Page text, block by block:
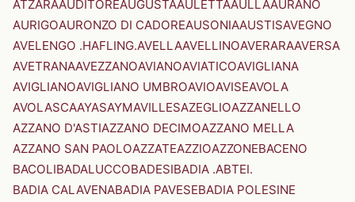
ATZARAAUDITOREAUGUSTAAULETTAAULLAAURANO
AURIGOAURONZO DI CADOREAUSONIAAUSTISAVEGNO
AVELENGO .HAFLING.AVELLAAVELLINOAVERARAAVERSA
AVETRANAAVEZZANOAVIANOAVIATICOAVIGLIANA
AVIGLIANOAVIGLIANO UMBROAVIOAVISEAVOLA
AVOLASCAAYASAYMAVILLESAZEGLIOAZZANELLO
AZZANO D'ASTIAZZANO DECIMOAZZANO MELLA
AZZANO SAN PAOLOAZZATEAZZIOAZZONEBACENO
BACOLIBADALUCCOBADESIBADIA .ABTEI.
BADIA CALAVENABADIA PAVESEBADIA POLESINE